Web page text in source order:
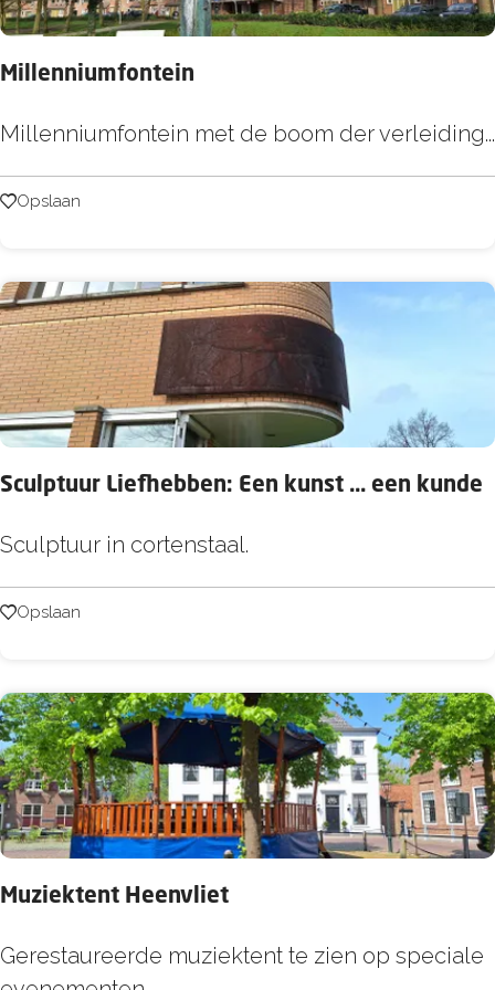
c
p
a
k
Millenniumfontein
M
l
n
n
i
u
m
o
n
e
Millenniumfontein met de boom der verleiding...
Opslaan
Opslaan
Sculptuur Liefhebben: Een kunst ... een kunde
S
u
t
u
u
r
L
e
f
Sculptuur in cortenstaal.
Opslaan
Opslaan
Muziektent Heenvliet
M
Gerestaureerde muziektent te zien op speciale